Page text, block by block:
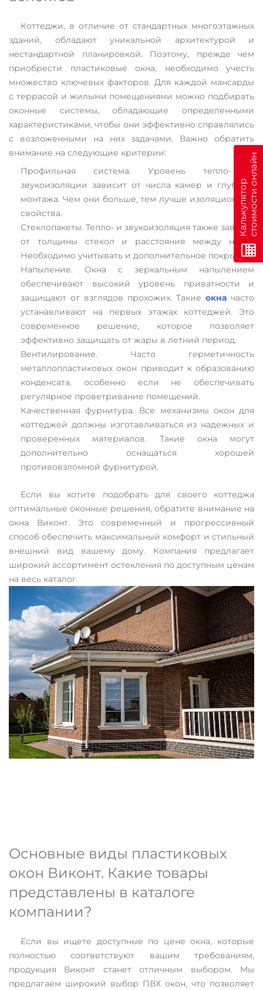
Коттеджи, в отличие от стандартных многоэтажных
зданий, обладают уникальной архитектурой и
нестандартной планировкой. Поэтому, прежде чем
приобрести пластиковые окна, необходимо учесть
множество ключевых факторов. Для каждой мансарды
с террасой и жилыми помещениями можно подбирать
оконные системы, обладающие определенными
характеристиками, чтобы они эффективно справлялись
с возложенными на них задачами. Важно обратить
внимание на следующие критерии:
Профильная система. Уровень тепло- и
звукоизоляции зависит от числа камер и глубины
монтажа. Чем они больше, тем лучше изоляционные
свойства.
Стеклопакеты. Тепло- и звукоизоляция также зависят
от толщины стекол и расстояния между ними.
Необходимо учитывать и дополнительное покрытие.
Напыление. Окна с зеркальным напылением
обеспечивают высокий уровень приватности и
защищают от взглядов прохожих. Такие окна часто
устанавливают на первых этажах коттеджей. Это
современное решение, которое позволяет
эффективно защищать от жары в летний период.
Вентилирование. Часто герметичность
металлопластиковых окон приводит к образованию
конденсата, особенно если не обеспечивать
регулярное проветривание помещений.
Качественная фурнитура. Все механизмы окон для
коттеджей должны изготавливаться из надежных и
проверенных материалов. Такие окна могут
дополнительно оснащаться хорошей
противовзломной фурнитурой.
Если вы хотите подобрать для своего коттеджа
оптимальные оконные решения, обратите внимание на
окна Виконт. Это современный и прогрессивный
способ обеспечить максимальный комфорт и стильный
внешний вид вашему дому. Компания предлагает
широкий ассортимент остекления по доступным ценам
на весь каталог.
Основные виды пластиковых
окон Виконт. Какие товары
представлены в каталоге
компании?
Если вы ищете доступные по цене окна, которые
полностью соответствуют вашим требованиям,
продукция Виконт станет отличным выбором. Мы
предлагаем широкий выбор ПВХ окон, что позволяет
К
а
л
ь
к
у
л
я
т
о
р
с
т
о
и
м
о
с
т
и
о
н
л
а
йн